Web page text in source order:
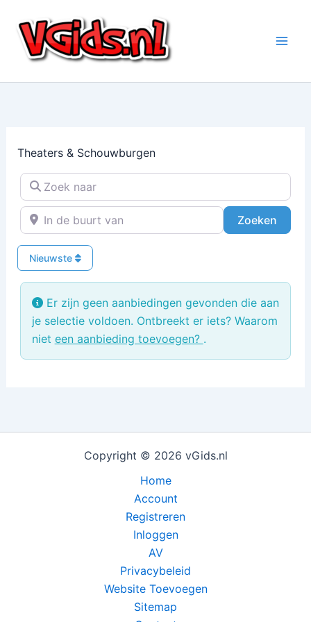
naar
inhoud
Theaters & Schouwburgen
Zoek naar
In de buurt van
Zoeken
Nieuwste
Er zijn geen aanbiedingen gevonden die aan
je selectie voldoen. Ontbreekt er iets? Waarom
niet een aanbieding toevoegen? .
Copyright © 2026 vGids.nl
Home
Account
Registreren
Inloggen
AV
Privacybeleid
Website Toevoegen
Sitemap